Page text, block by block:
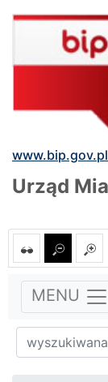
www.bip.gov.pl
Urząd
MENU